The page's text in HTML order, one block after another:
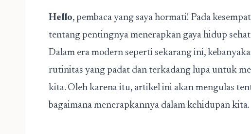
Hello, pembaca yang saya hormati! Pada
tentang pentingnya menerapkan gaya hidup
Dalam era modern seperti sekarang ini,
rutinitas yang padat dan terkadang lupa untuk
kita. Oleh karena itu, artikel ini akan mengulas
bagaimana menerapkannya dalam kehidupan kita.